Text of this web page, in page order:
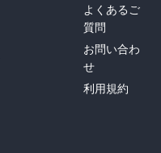
よくあるご
質問
お問い合わ
せ
利用規約